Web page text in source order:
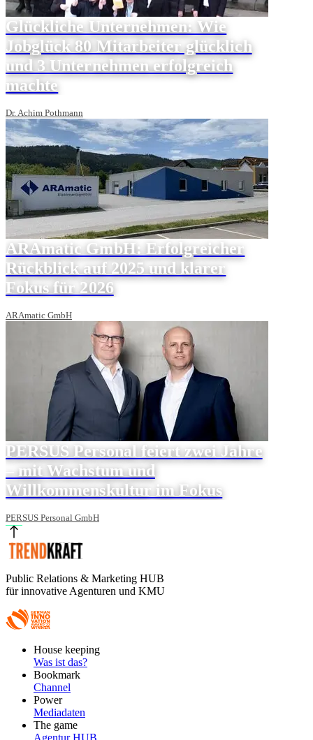
Glückliche Unternehmen: Wie
Jobglück 80 Mitarbeiter glücklich
und 3 Unternehmen erfolgreich
machte
Dr. Achim Pothmann
ARAmatic GmbH: Erfolgreicher
Rückblick auf 2025 und klarer
Fokus für 2026
ARAmatic GmbH
PERSUS Personal feiert zwei Jahre
– mit Wachstum und
Willkommenskultur im Fokus
PERSUS Personal GmbH
Public Relations & Marketing HUB
für innovative Agenturen und KMU
FooterHouse keeping
Was ist das?
Bookmark
Channel
Power
Mediadaten
The game
Agentur HUB